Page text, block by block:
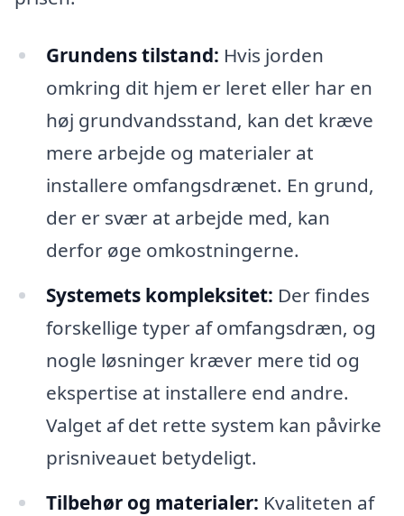
Grundens tilstand: Hvis jorden
omkring dit hjem er leret eller har en
høj grundvandsstand, kan det kræve
mere arbejde og materialer at
installere omfangsdrænet. En grund,
der er svær at arbejde med, kan
derfor øge omkostningerne.
Systemets kompleksitet: Der findes
forskellige typer af omfangsdræn, og
nogle løsninger kræver mere tid og
ekspertise at installere end andre.
Valget af det rette system kan påvirke
prisniveauet betydeligt.
Tilbehør og materialer: Kvaliteten af